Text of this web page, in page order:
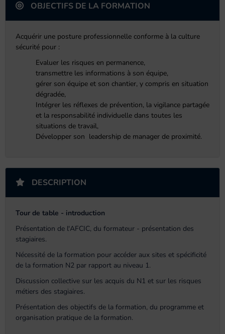
OBJECTIFS DE LA FORMATION
Acquérir une posture professionnelle conforme à la culture
sécurité pour :
Evaluer les risques en permanence,
transmettre les informations à son équipe,
gérer son équipe et son chantier, y compris en situation
dégradée,
Intégrer les réflexes de prévention, la vigilance partagée
et la responsabilité individuelle dans toutes les
situations de travail,
Développer son leadership de manager de proximité.
DESCRIPTION
Tour de table - introduction
Présentation de l'AFCIC, du formateur - présentation des
stagiaires.
Nécessité de la formation pour accéder aux sites et spécificité
de la formation N2 par rapport au niveau 1.
Discussion collective sur les acquis du N1 et sur les risques
métiers des stagiaires.
Présentation des objectifs de la formation, du programme et
organisation pratique de la formation.